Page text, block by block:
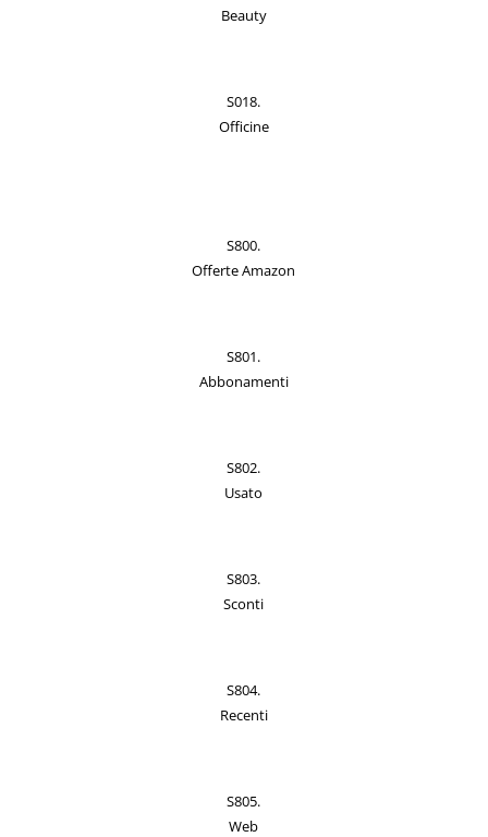
Beauty
S018.
Officine
S800.
Offerte Amazon
S801.
Abbonamenti
S802.
Usato
S803.
Sconti
S804.
Recenti
S805.
Web